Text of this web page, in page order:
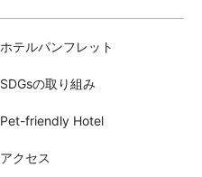
ホテルパンフレット
SDGsの取り組み
Pet-friendly Hotel
アクセス